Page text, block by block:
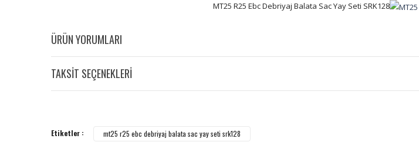
MT25 R25 Ebc Debriyaj Balata Sac Yay Seti SRK128
ÜRÜN YORUMLARI
TAKSİT SEÇENEKLERİ
Etiketler : mt25 r25 ebc debriyaj balata sac yay seti srk128